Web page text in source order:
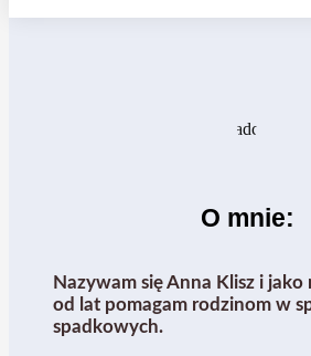
O mnie:
Nazywam się Anna Klisz i
od lat pomagam rodzinom w
spadkowych.